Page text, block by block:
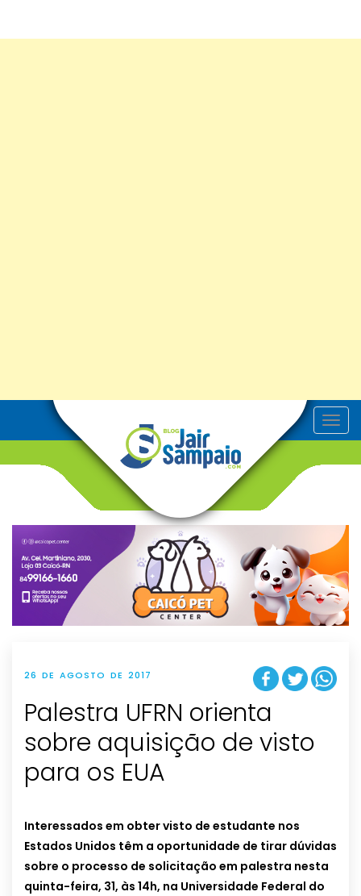
T
o
v
g
t
i
o
n
26 DE AGOSTO DE 2017
Palestra UFRN orienta
sobre aquisição de visto
para os EUA
Interessados em obter visto de estudante nos
Estados Unidos têm a oportunidade de tirar dúvidas
sobre o processo de solicitação em palestra nesta
quinta-feira, 31, às 14h, na Universidade Federal do